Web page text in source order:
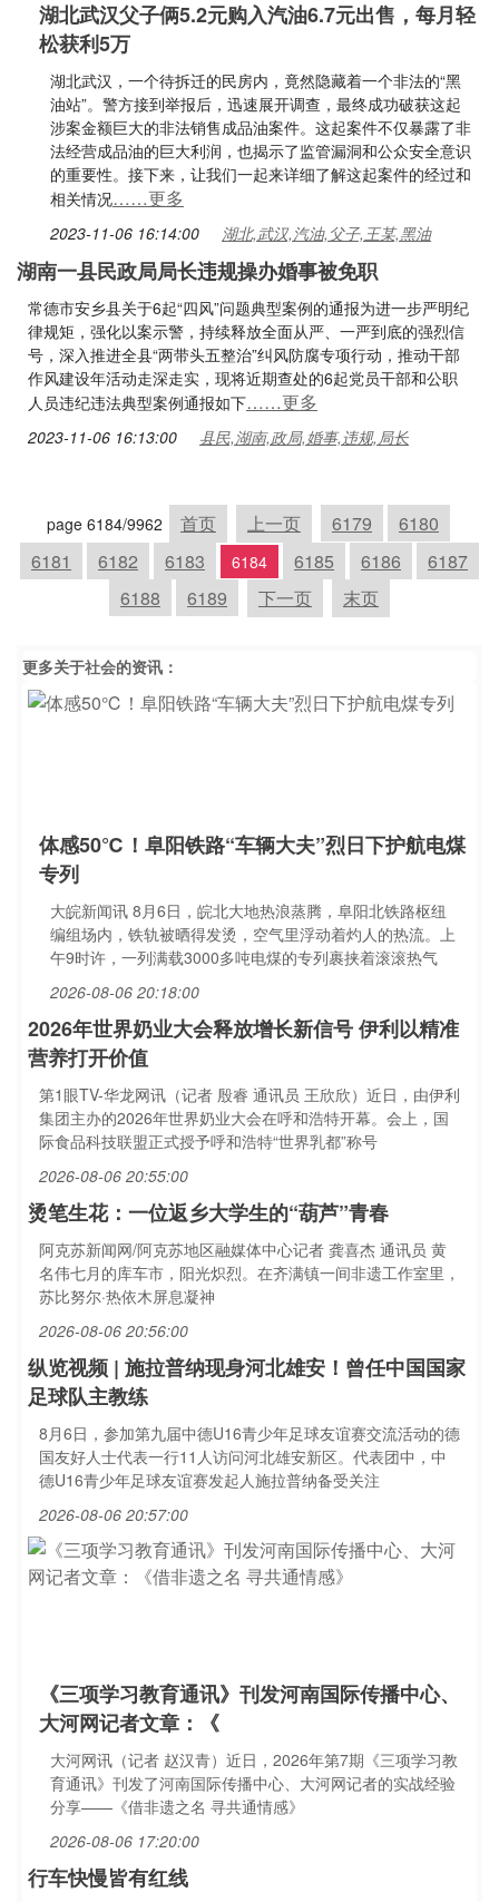
湖北武汉父子俩5.2元购入汽油6.7元出售，每月轻
松获利5万
湖北武汉，一个待拆迁的民房内，竟然隐藏着一个非法的“黑
油站”。警方接到举报后，迅速展开调查，最终成功破获这起
涉案金额巨大的非法销售成品油案件。这起案件不仅暴露了非
法经营成品油的巨大利润，也揭示了监管漏洞和公众安全意识
的重要性。接下来，让我们一起来详细了解这起案件的经过和
相关情况……更多
2023-11-06 16:14:00 湖北,武汉,汽油,父子,王某,黑油
湖南一县民政局局长违规操办婚事被免职
常德市安乡县关于6起“四风”问题典型案例的通报为进一步严明纪
律规矩，强化以案示警，持续释放全面从严、一严到底的强烈信
号，深入推进全县“两带头五整治”纠风防腐专项行动，推动干部
作风建设年活动走深走实，现将近期查处的6起党员干部和公职
人员违纪违法典型案例通报如下……更多
2023-11-06 16:13:00 县民,湖南,政局,婚事,违规,局长
page 6184/9962 首页 上一页 6179
6180
6181
6182 6183 6184 6185 6186
6187
6188
6189 下一页 末页
更多关于社会的资讯：
体感50℃！阜阳铁路“车辆大夫”烈日下护航电煤
专列
大皖新闻讯 8月6日，皖北大地热浪蒸腾，阜阳北铁路枢纽
编组场内，铁轨被晒得发烫，空气里浮动着灼人的热流。上
午9时许，一列满载3000多吨电煤的专列裹挟着滚滚热气
2026-08-06 20:18:00
2026年世界奶业大会释放增长新信号 伊利以精准
营养打开价值
第1眼TV-华龙网讯（记者 殷睿 通讯员 王欣欣）近日，由伊利
集团主办的2026年世界奶业大会在呼和浩特开幕。会上，国
际食品科技联盟正式授予呼和浩特“世界乳都”称号
2026-08-06 20:55:00
烫笔生花：一位返乡大学生的“葫芦”青春
阿克苏新闻网/阿克苏地区融媒体中心记者 龚喜杰 通讯员 黄
名伟七月的库车市，阳光炽烈。在齐满镇一间非遗工作室里，
苏比努尔·热依木屏息凝神
2026-08-06 20:56:00
纵览视频 | 施拉普纳现身河北雄安！曾任中国国家
足球队主教练
8月6日，参加第九届中德U16青少年足球友谊赛交流活动的德
国友好人士代表一行11人访问河北雄安新区。代表团中，中
德U16青少年足球友谊赛发起人施拉普纳备受关注
2026-08-06 20:57:00
《三项学习教育通讯》刊发河南国际传播中心、
大河网记者文章：《
大河网讯（记者 赵汉青）近日，2026年第7期《三项学习教
育通讯》刊发了河南国际传播中心、大河网记者的实战经验
分享——《借非遗之名 寻共通情感》
2026-08-06 17:20:00
行车快慢皆有红线